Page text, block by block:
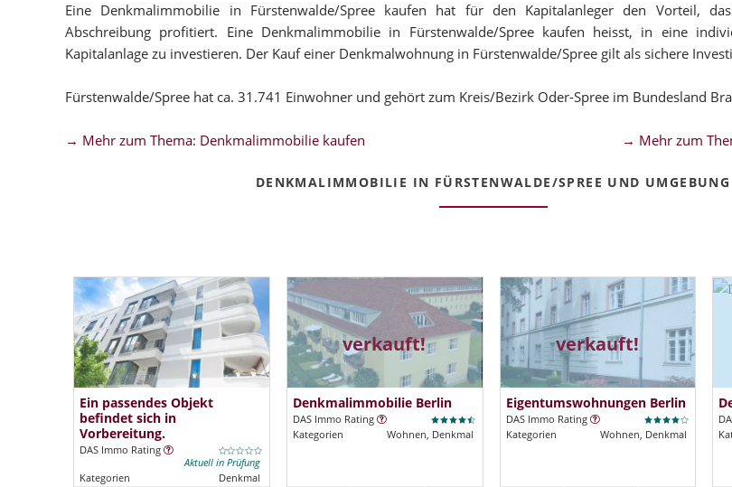
Eine Denkmalimmobilie in Fürstenwalde/Spree kaufen hat für den Kapitalanleger den Vorteil,
Abschreibung profitiert. Eine Denkmalimmobilie in Fürstenwalde/Spree kaufen heisst, in eine
Kapitalanlage zu investieren. Der Kauf einer Denkmalwohnung in Fürstenwalde/Spree gilt als sichere
Fürstenwalde/Spree hat ca. 31.741 Einwohner und gehört zum Kreis/Bezirk Oder-Spree im Bundesland
→ Mehr zum Thema: Denkmalimmobilie kaufen → Mehr zum
DENKMALIMMOBILIE IN FÜRSTENWALDE/SPREE UND UMGEBUNG
Ein passendes Objekt
befindet sich in
Vorbereitung.
DAS Immo Rating
Aktuell in Prüfung
Kategorien
Denkmal
verkauft!
Denkmalimmobilie Berlin
DAS Immo Rating
Kategorien
Wohnen, Denkmal
verkauft!
Eigentumswohnungen Berlin
DAS Immo Rating
Kategorien
Wohnen, Denkmal